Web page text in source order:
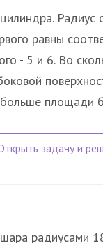
Радиус
равны
- 5 и 6. Во
площади
радиусами